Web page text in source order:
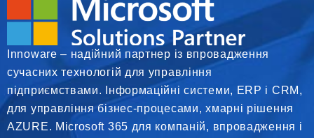
Innoware – надійний партнер із впровадження
сучасних технологій для управління
підприємствами. Інформаційні системи, ERP і CRM,
для управління бізнес-процесами, хмарні рішення
AZURE. Microsoft 365 для компаній, впровадження і